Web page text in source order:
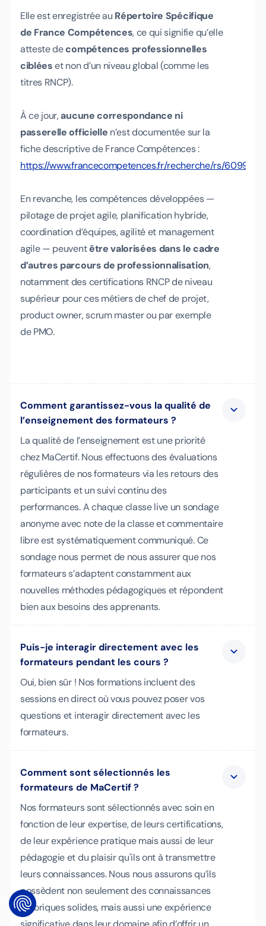
Elle est enregistrée au Répertoire Spécifique
de France Compétences, ce qui signifie qu’elle
atteste decompétences professionnelles
cibléeset non d’un niveau global (comme les
titres RNCP).
À ce jour,aucune correspondance ni
passerelle officielle n’est documentée sur la
fiche descriptive de France Compétences :
https://www.francecompetences.fr/recherche/rs/6099/
En revanche, les compétences développées —
pilotage de projet agile, planification hybride,
coordination d’équipes, agilité et management
agile — peuventêtre valorisées dans le cadre
d’autres parcours de professionnalisation,
notamment des certifications RNCP de niveau
supérieur pour ces métiers de chef de projet,
product owner, scrum master ou par exemple
de PMO.
Comment garantissez-vous la qualité de
l’enseignement des formateurs ?
La qualité de l’enseignement est une priorité
chez MaCertif. Nous effectuons des évaluations
régulières de nos formateurs via les retours des
participants et un suivi continu des
performances. A chaque classe live un sondage
anonyme avec note de la classe et commentaire
libre est systématiquement communiqué. Ce
sondage nous permet de nous assurer que nos
formateurs s’adaptent constamment aux
nouvelles méthodes pédagogiques et répondent
bien aux besoins des apprenants.
Puis-je interagir directement avec les
formateurs pendant les cours ?
Oui, bien sûr ! Nos formations incluent des
sessions en direct où vous pouvez poser vos
questions et interagir directement avec les
formateurs.
Comment sont sélectionnés les
formateurs de MaCertif ?
Nos formateurs sont sélectionnés avec soin en
fonction de leur expertise, de leurs certifications,
de leur expérience pratique mais aussi de leur
pédagogie et du plaisir qu'ils ont à transmettre
leurs connaissances. Nous nous assurons qu’ils
possèdent non seulement des connaissances
théoriques solides, mais aussi une expérience